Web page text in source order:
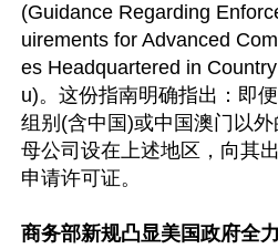
(Guidance Regarding
uirements for Advanced
es Headquartered in
u)。这份指南明确指出：即
组别(含中国)或中国澳门以
母公司设在上述地区，向其
申请许可证。
商务部新规凸显美国政府全